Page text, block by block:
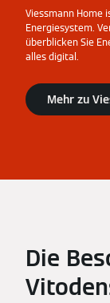
Viessmann Home
Energiesystem.
überblicken Sie
alles digital.
Mehr zu
Die